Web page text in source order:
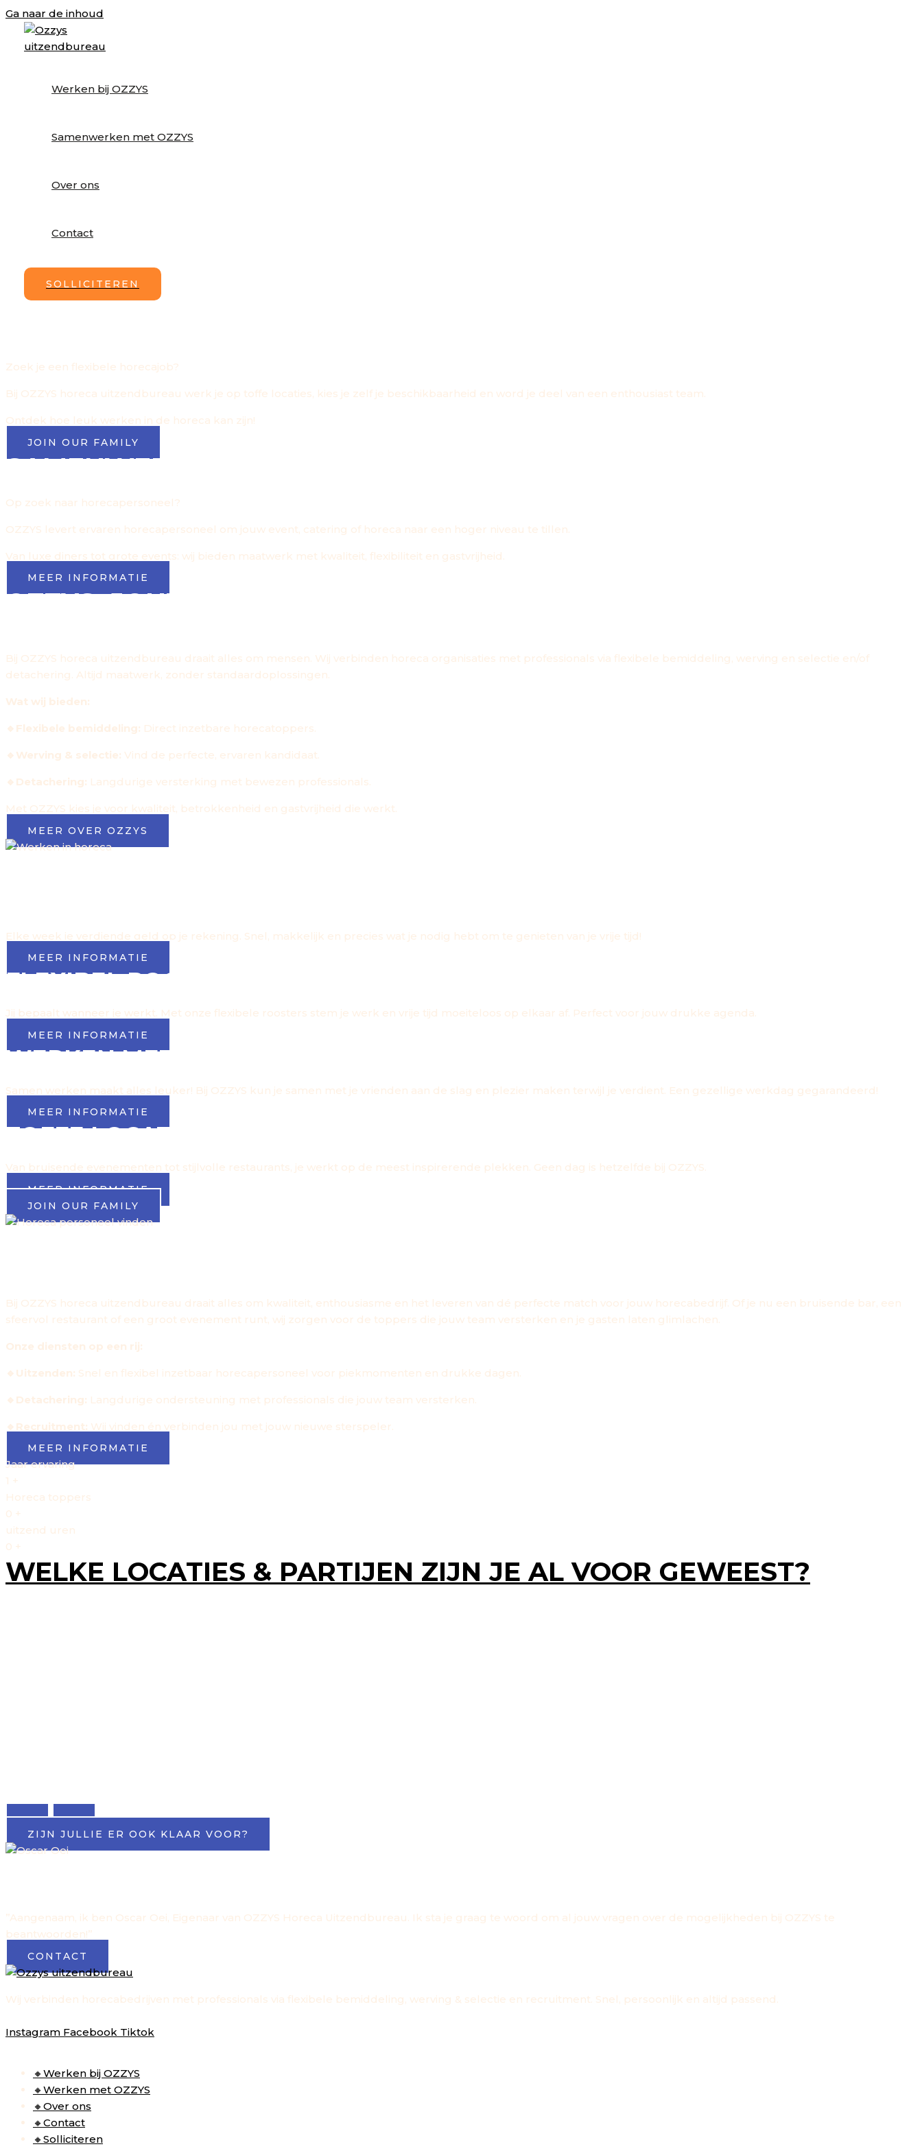
Ga naar de inhoud
Werken bij OZZYS
Samenwerken met OZZYS
Over ons
Contact
SOLLICITEREN
HÉT HORECA UITZENDBUREAU DAT HORECATALENT EN
READY TO
SERVE?
WERKEN BIJ
Zoek je een flexibele horecajob?
Bij OZZYS horeca uitzendbureau werk je op toffe locaties, kies je zelf je beschikbaarheid en word je deel van een enthousiast team.
Ontdek hoe leuk werken in de horeca kan zijn!
JOIN OUR FAMILY
SAMENWERKEN MET OZZYS
Op zoek naar horecapersoneel?
OZZYS levert ervaren horecapersoneel om jouw event, catering of horeca naar een hoger niveau te tillen.
Van luxe diners tot grote events: wij bieden maatwerk met kwaliteit, flexibiliteit en gastvrijheid.
MEER INFORMATIE
OZZYS, JOUW PARTNER IN HORECATALENT
Bij OZZYS horeca uitzendbureau draait alles om mensen. Wij verbinden horeca organisaties met professionals via flexibele bemiddeling, werving en selectie en/of
detachering. Altijd maatwerk, zonder standaardoplossingen.
Wat wij bieden:
🔹Flexibele bemiddeling: Direct inzetbare horecatoppers.
🔹Werving & selectie: Vind de perfecte, ervaren kandidaat.
🔹Detachering: Langdurige versterking met bewezen professionals.
Met OZZYS kies je voor kwaliteit, betrokkenheid en gastvrijheid die werkt.
MEER OVER OZZYS
Elke week je verdiende geld op je rekening. Snel, makkelijk en precies wat je nodig hebt om te genieten van je vrije tijd!
MEER INFORMATIE
FLEXIBEL ROOSTER
Jij bepaalt wanneer je werkt. Met onze flexibele roosters stem je werk en vrije tijd moeiteloos op elkaar af. Perfect voor jouw drukke agenda.
MEER INFORMATIE
WERKEN MET VRIENDEN
Samen werken maakt alles leuker! Bij OZZYS kun je samen met je vrienden aan de slag en plezier maken terwijl je verdient. Een gezellige werkdag gegarandeerd!
MEER INFORMATIE
TOFFE LOCATIES
Van bruisende evenementen tot stijlvolle restaurants, je werkt op de meest inspirerende plekken. Geen dag is hetzelfde bij OZZYS.
MEER INFORMATIE
JOIN OUR FAMILY
Bij OZZYS horeca uitzendbureau draait alles om kwaliteit, enthousiasme en het leveren van dé perfecte match voor jouw horecabedrijf. Of je nu een bruisende bar, een
sfeervol restaurant of een groot evenement runt, wij zorgen voor de toppers die jouw team versterken en je gasten laten glimlachen.
Onze diensten op een rij:
🔹Uitzenden: Snel en flexibel inzetbaar horecapersoneel voor piekmomenten en drukke dagen.
🔹Detachering: Langdurige ondersteuning met professionals die jouw team versterken.
🔹Recruitment: Wij vinden én verbinden jou met jouw nieuwe sterspeler.
MEER INFORMATIE
Jaar ervaring
1 +
Horeca toppers
0 +
uitzend uren
0 +
WELKE LOCATIES & PARTIJEN ZIJN JE AL VOOR GEWEEST?
ZIJN JULLIE ER OOK KLAAR VOOR?
”Aangenaam, ik ben Oscar Oei, Eigenaar van OZZYS Horeca Uitzendbureau. Ik sta je graag te woord om al jouw vragen over de mogelijkheden bij OZZYS te
beantwoorden!”
CONTACT
Wij verbinden horecabedrijven met professionals via flexibele bemiddeling, werving & selectie en recruitment. Snel, persoonlijk en altijd passend.
Instagram Facebook Tiktok
🔸Werken bij OZZYS
🔸Werken met OZZYS
🔸Over ons
🔸Contact
🔸Solliciteren